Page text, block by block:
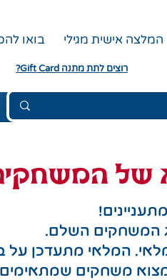
המלצה אישית מגילי בואו
רוצים לתת מתנה Gift Card?
של
המשחקים השלם.
המלאי מתעדכן על
משחקים